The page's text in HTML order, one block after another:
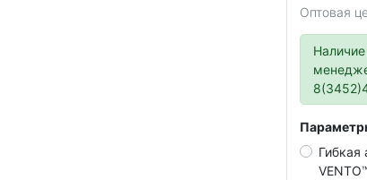
Оптовая
Гибкая